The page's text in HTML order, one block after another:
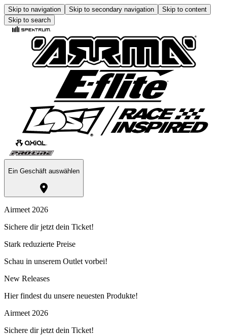
Skip to navigation Skip to secondary navigation
Skip to content
Skip to search
Ein Geschäft auswählen
Airmeet 2026
Sichere dir jetzt dein Ticket!
Stark reduzierte Preise
Schau in unserem Outlet vorbei!
New Releases
Hier findest du unsere neuesten Produkte!
Airmeet 2026
Sichere dir jetzt dein Ticket!